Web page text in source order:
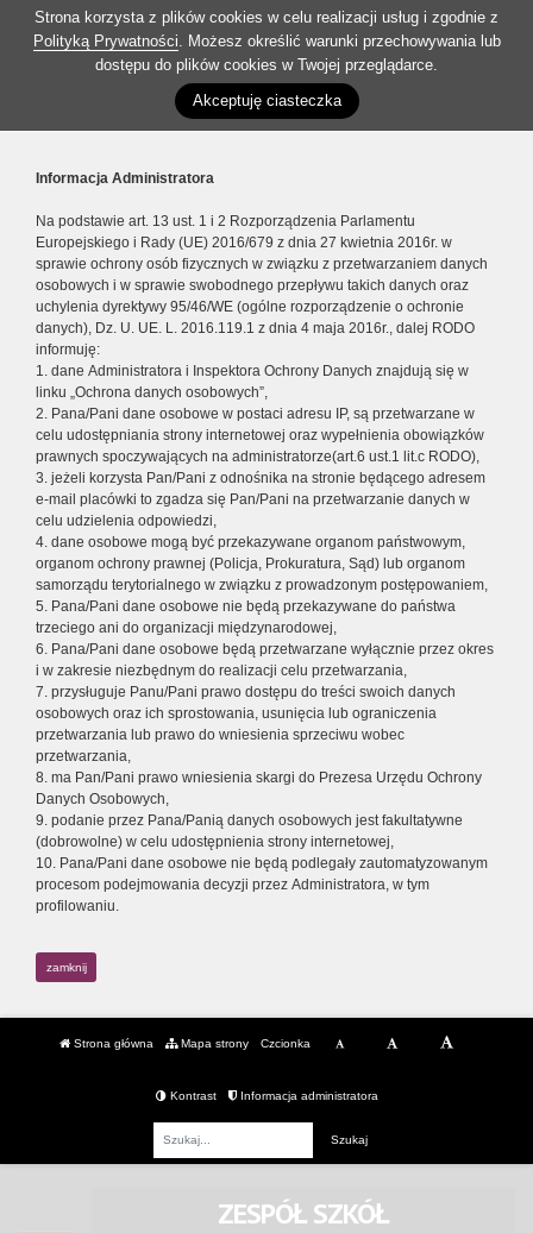
Strona korzysta z plików cookies w celu realizacji usług i zgodnie z
Polityką Prywatności. Możesz określić warunki przechowywania lub
dostępu do plików cookies w Twojej przeglądarce.
Akceptuję ciasteczka
Informacja Administratora
Na podstawie art. 13 ust. 1 i 2 Rozporządzenia Parlamentu
Europejskiego i Rady (UE) 2016/679 z dnia 27 kwietnia 2016r. w
sprawie ochrony osób fizycznych w związku z przetwarzaniem danych
osobowych i w sprawie swobodnego przepływu takich danych oraz
uchylenia dyrektywy 95/46/WE (ogólne rozporządzenie o ochronie
danych), Dz. U. UE. L. 2016.119.1 z dnia 4 maja 2016r., dalej RODO
informuję:
1. dane Administratora i Inspektora Ochrony Danych znajdują się w
linku „Ochrona danych osobowych”,
2. Pana/Pani dane osobowe w postaci adresu IP, są przetwarzane w
celu udostępniania strony internetowej oraz wypełnienia obowiązków
prawnych spoczywających na administratorze(art.6 ust.1 lit.c RODO),
3. jeżeli korzysta Pan/Pani z odnośnika na stronie będącego adresem
e-mail placówki to zgadza się Pan/Pani na przetwarzanie danych w
celu udzielenia odpowiedzi,
4. dane osobowe mogą być przekazywane organom państwowym,
organom ochrony prawnej (Policja, Prokuratura, Sąd) lub organom
samorządu terytorialnego w związku z prowadzonym postępowaniem,
5. Pana/Pani dane osobowe nie będą przekazywane do państwa
trzeciego ani do organizacji międzynarodowej,
6. Pana/Pani dane osobowe będą przetwarzane wyłącznie przez okres
i w zakresie niezbędnym do realizacji celu przetwarzania,
7. przysługuje Panu/Pani prawo dostępu do treści swoich danych
osobowych oraz ich sprostowania, usunięcia lub ograniczenia
przetwarzania lub prawo do wniesienia sprzeciwu wobec
przetwarzania,
8. ma Pan/Pani prawo wniesienia skargi do Prezesa Urzędu Ochrony
Danych Osobowych,
9. podanie przez Pana/Panią danych osobowych jest fakultatywne
(dobrowolne) w celu udostępnienia strony internetowej,
10. Pana/Pani dane osobowe nie będą podlegały zautomatyzowanym
procesom podejmowania decyzji przez Administratora, w tym
profilowaniu.
zamknij
Strona główna Mapa strony Czcionka
Kontrast Informacja administratora
ZESPÓŁ SZKÓŁ